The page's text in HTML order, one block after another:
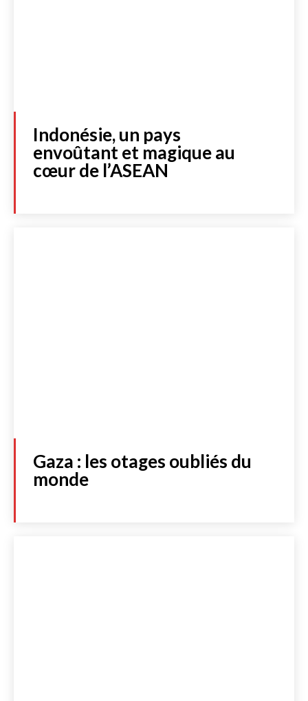
Indonésie, un pays
envoûtant et magique au
cœur de l’ASEAN
Gaza : les otages oubliés du
monde